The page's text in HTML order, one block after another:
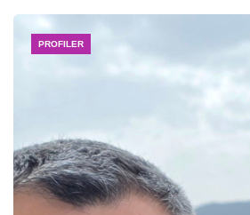
PROFILER